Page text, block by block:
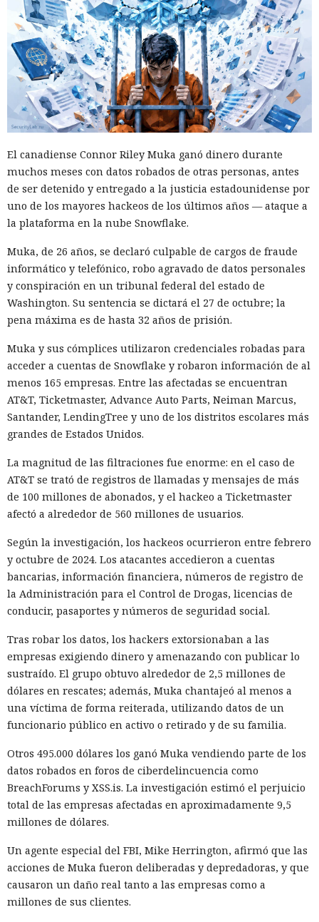
con la revisión a Palo Alto.
La presión sobre la compañía no es nueva: ya en enero se
recomendó a las organizaciones chinas que renunciaran al
software de más de una decena de desarrolladores
estadounidenses e israelíes de soluciones de
ciberseguridad, incluida Palo Alto Networks. Esta última,
por cierto, se especializa en protección de redes y en la
Shenzhen y Macao.
Un escenario similar ya se desarrolló con el fabricante de
chips de memoria Micron Technology. En 2023, la
Administración del Ciberespacio de China determinó que
prohibió a los operadores de infraestructura crítica del país
su adquisición. Como resultado, Micron no pudo restablecer
su negocio y en otoño de 2025 suspendió por completo las
entregas de chips para servidores a los centros de datos
chinos, conservando ventas solo en los sectores automotriz
y móvil.
Así, el enfrentamiento tecnológico entre ambos países hace
tiempo que ha superado el marco de aranceles recíprocos y
restricciones a la exportación — ahora están en la mira
empresas concretas y su reputación en mercados
extranjeros. En estas condiciones, los negocios se convierten
cada vez más en instrumentos de medidas de respuesta, y
no simplemente en participantes de la competencia de
mercado.
Era demasiado pronto para dar
por muerto a Next.js: la versión
16.3 pulveriza los récords de
rendimiento.
12:01 / 07.08.2026
Ingenieros reducen en un 90% el consumo de memoria
RAM y aceleran la compilación 2,3 veces.
Los desarrolladores, que durante años soportaron fallos
repentinos de Node.js al compilar aplicaciones complejas,
pudieron respirar más tranquilos: salió una nueva versión
del framework de JavaScript Next.js, que promete librarlos
El canadiense Connor Riley Muka ganó dinero durante
muchos meses con datos robados de otras personas, antes
de ser detenido y entregado a la justicia estadounidense por
uno de los mayores hackeos de los últimos años — ataque a
la plataforma en la nube Snowflake.
Muka, de 26 años, se declaró culpable de cargos de fraude
informático y telefónico, robo agravado de datos personales
y conspiración en un tribunal federal del estado de
Washington. Su sentencia se dictará el 27 de octubre; la
pena máxima es de hasta 32 años de prisión.
Muka y sus cómplices utilizaron credenciales robadas para
acceder a cuentas de Snowflake y robaron información de al
menos 165 empresas. Entre las afectadas se encuentran
AT&T, Ticketmaster, Advance Auto Parts, Neiman Marcus,
Santander, LendingTree y uno de los distritos escolares más
grandes de Estados Unidos.
La magnitud de las filtraciones fue enorme: en el caso de
AT&T se trató de registros de llamadas y mensajes de más
de 100 millones de abonados, y el hackeo a Ticketmaster
afectó a alrededor de 560 millones de usuarios.
Según la investigación, los hackeos ocurrieron entre febrero
y octubre de 2024. Los atacantes accedieron a cuentas
bancarias, información financiera, números de registro de
la Administración para el Control de Drogas, licencias de
conducir, pasaportes y números de seguridad social.
Tras robar los datos, los hackers extorsionaban a las
empresas exigiendo dinero y amenazando con publicar lo
sustraído. El grupo obtuvo alrededor de 2,5 millones de
dólares en rescates; además, Muka chantajeó al menos a
una víctima de forma reiterada, utilizando datos de un
funcionario público en activo o retirado y de su familia.
Otros 495.000 dólares los ganó Muka vendiendo parte de los
datos robados en foros de ciberdelincuencia como
BreachForums y XSS.is. La investigación estimó el perjuicio
total de las empresas afectadas en aproximadamente 9,5
millones de dólares.
Un agente especial del FBI, Mike Herrington, afirmó que las
acciones de Muka fueron deliberadas y depredadoras, y que
causaron un daño real tanto a las empresas como a
millones de sus clientes.